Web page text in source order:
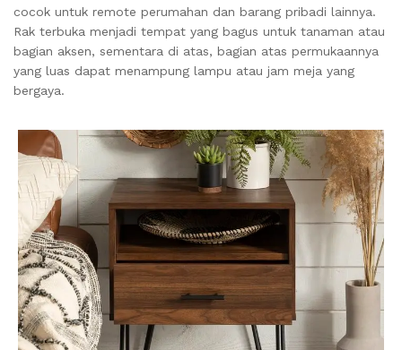
cocok untuk remote perumahan dan barang pribadi lainnya.
Rak terbuka menjadi tempat yang bagus untuk tanaman atau
bagian aksen, sementara di atas, bagian atas permukaannya
yang luas dapat menampung lampu atau jam meja yang
bergaya.